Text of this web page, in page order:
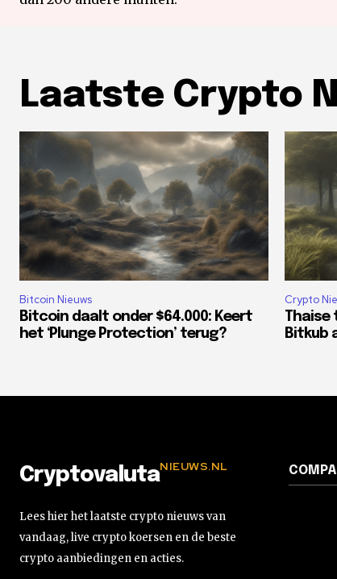
Laatste Crypto
Bitcoin Nieuws
Bitcoin daalt onder $64.000: Keert
het ‘Plunge Protection’ terug?
Crypto
Bitkub
CryptovalutaNIEUWS.NL
Lees hier het laatste crypto nieuws van
vandaag, live crypto koersen en de beste
crypto aanbiedingen en acties.